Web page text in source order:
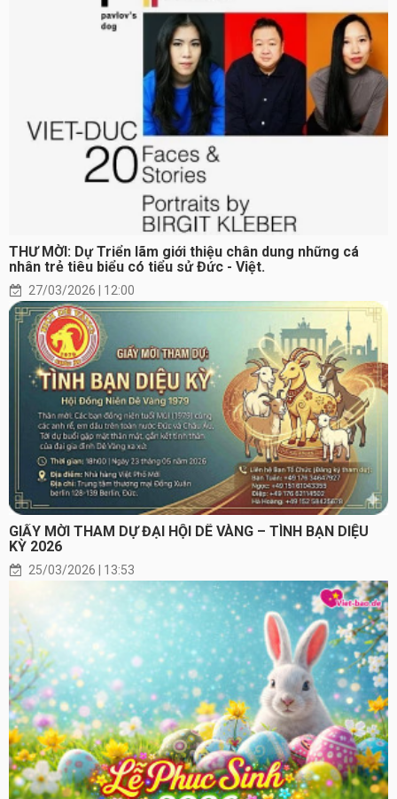
THƯ MỜI: Dự Triển lãm giới thiệu chân dung những cá
nhân trẻ tiêu biểu có tiểu sử Đức - Việt.
27/03/2026 | 12:00
GIẤY MỜI THAM DỰ ĐẠI HỘI DÊ VÀNG – TÌNH BẠN DIỆU
KỲ 2026
25/03/2026 | 13:53